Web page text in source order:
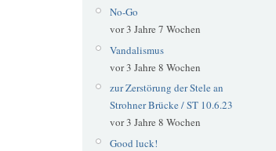
No-Go
vor 3 Jahre 7 Wochen
Vandalismus
vor 3 Jahre 8 Wochen
zur Zerstörung der Stele an
Strohner Brücke / ST 10.6.23
vor 3 Jahre 8 Wochen
Good luck!